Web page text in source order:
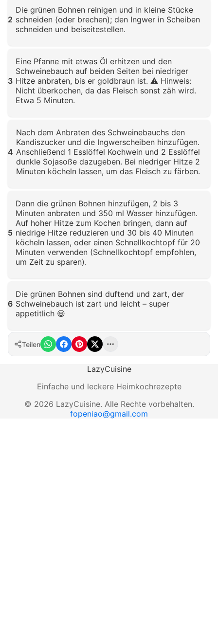
2
Die grünen Bohnen reinigen und in kleine Stücke
schneiden (oder brechen); den Ingwer in Scheiben
schneiden und beiseitestellen.
3
Eine Pfanne mit etwas Öl erhitzen und den
Schweinebauch auf beiden Seiten bei niedriger
Hitze anbraten, bis er goldbraun ist. ⚠️ Hinweis:
Nicht überkochen, da das Fleisch sonst zäh wird.
Etwa 5 Minuten.
4
Nach dem Anbraten des Schweinebauchs den
Kandiszucker und die Ingwerscheiben hinzufügen.
Anschließend 1 Esslöffel Kochwein und 2 Esslöffel
dunkle Sojasoße dazugeben. Bei niedriger Hitze 2
Minuten köcheln lassen, um das Fleisch zu färben.
5
Dann die grünen Bohnen hinzufügen, 2 bis 3
Minuten anbraten und 350 ml Wasser hinzufügen.
Auf hoher Hitze zum Kochen bringen, dann auf
niedrige Hitze reduzieren und 30 bis 40 Minuten
köcheln lassen, oder einen Schnellkochtopf für 20
Minuten verwenden (Schnellkochtopf empfohlen,
um Zeit zu sparen).
6
Die grünen Bohnen sind duftend und zart, der
Schweinebauch ist zart und leicht – super
appetitlich 😃
Klicken zum Vergrößern
Teilen
LazyCuisine
Einfache und leckere Heimkochrezepte
© 2026 LazyCuisine. Alle Rechte vorbehalten.
fopeniao@gmail.com